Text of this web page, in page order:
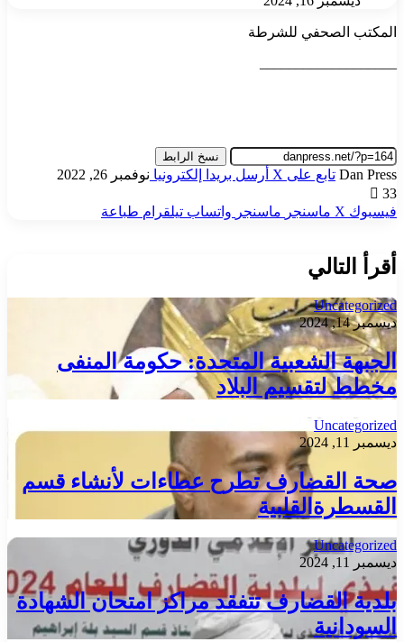
المكتب الصحفي للشرطة
نسخ الرابط
Dan Press تابع على X أرسل بريدا إلكترونيا نوفمبر 26, 2022
33
فيسبوك ‫X ماسنجر ماسنجر واتساب تيلقرام طباعة
أقرأ التالي
Uncategorized
ديسمبر 14, 2024
الجبهة الشعبية المتحدة: حكومة المنفى
مخطط لتقسيم البلاد
Uncategorized
ديسمبر 11, 2024
صحة القضارف تطرح عطاءات لأنشاء قسم
القسطرةالقلبية
Uncategorized
ديسمبر 11, 2024
بلدية القضارف تتفقد مراكز امتحان الشهادة
السودانية